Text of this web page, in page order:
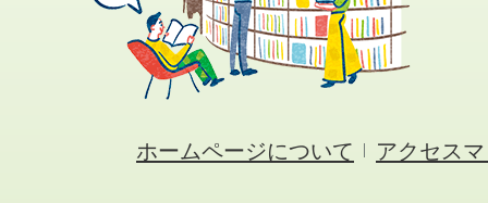
ホームページについて アクセス